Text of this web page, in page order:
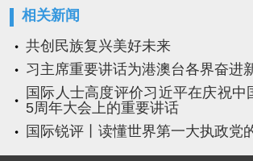
相关新闻
共创民族复兴美好未来
习主席重要讲话为港澳台各界奋进
国际人士高度评价习近平在庆祝中
5周年大会上的重要讲话
国际锐评丨读懂世界第一大执政党